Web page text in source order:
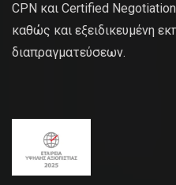
CPN και Certified
καθώς και εξειδικευμένη
διαπραγματεύσεων.